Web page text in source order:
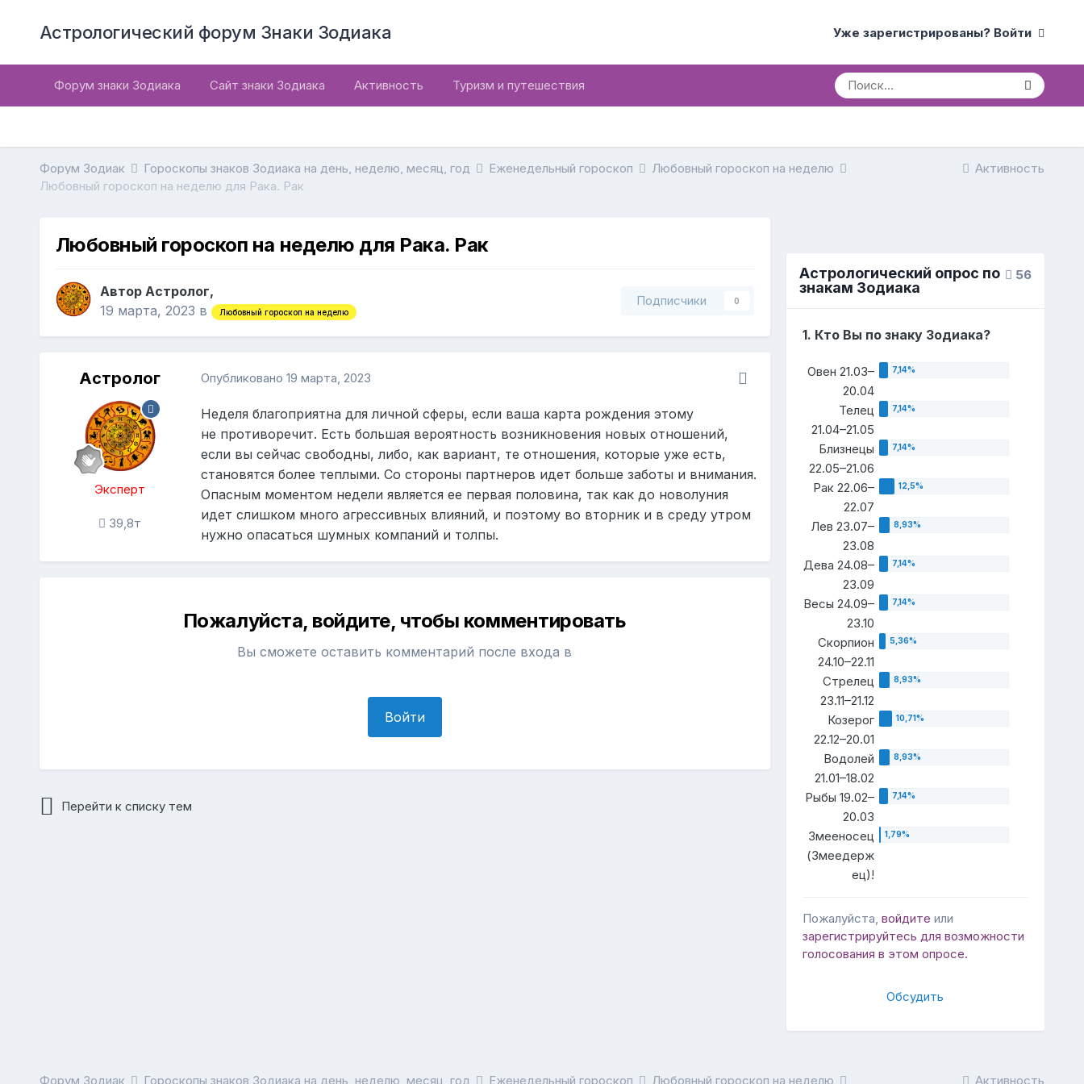
Астрологический форум Знаки Зодиака Уже зарегистрированы? Войти
Форум знаки Зодиака Сайт знаки Зодиака Активность Туризм и путешествия
Активность
Форум Зодиак Гороскопы знаков Зодиака на день, неделю, месяц, год Еженедельный гороскоп
Любовный гороскоп на неделю
Любовный гороскоп на неделю для Рака. Рак
Любовный гороскоп на неделю для Рака. Рак
Автор Астролог,
19 марта, 2023 в Любовный гороскоп на неделю
Подписчики 0
Астролог
Эксперт
39,8т
Опубликовано 19 марта, 2023
Неделя благоприятна для личной сферы, если ваша карта рождения этому
не противоречит. Есть большая вероятность возникновения новых отношений,
если вы сейчас свободны, либо, как вариант, те отношения, которые уже есть,
становятся более теплыми. Со стороны партнеров идет больше заботы и внимания.
Опасным моментом недели является ее первая половина, так как до новолуния
идет слишком много агрессивных влияний, и поэтому во вторник и в среду утром
нужно опасаться шумных компаний и толпы.
Пожалуйста, войдите, чтобы комментировать
Вы сможете оставить комментарий после входа в
Войти
Перейти к списку тем
56
Астрологический опрос по
знакам Зодиака
1. Кто Вы по знаку Зодиака?
Овен 21.03–
20.04
Телец
21.04–21.05
Близнецы
22.05–21.06
Рак 22.06–
22.07
Лев 23.07–
23.08
Дева 24.08–
23.09
Весы 24.09–
23.10
Скорпион
24.10–22.11
Стрелец
23.11–21.12
Козерог
22.12–20.01
Водолей
21.01–18.02
Рыбы 19.02–
20.03
Змееносец
(Змеедерж
ец)!
Пожалуйста, войдите или
зарегистрируйтесь для возможности
голосования в этом опросе.
Обсудить
Активность
Форум Зодиак Гороскопы знаков Зодиака на день, неделю, месяц, год Еженедельный гороскоп Любовный гороскоп на неделю